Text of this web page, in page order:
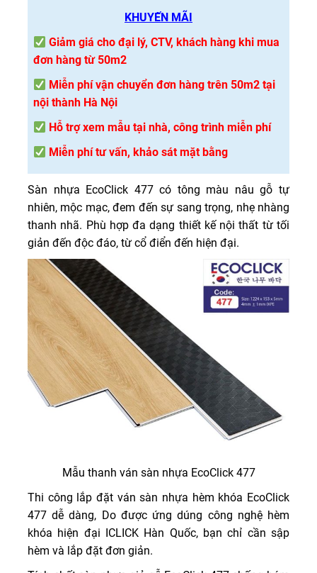
KHUYẾN MÃI
Giảm giá cho đại lý, CTV, khách hàng khi mua
đơn hàng từ 50m2
Miễn phí vận chuyển đơn hàng trên 50m2 tại
nội thành Hà Nội
Hỗ trợ xem mẫu tại nhà, công trình miễn phí
Miễn phí tư vấn, khảo sát mặt bằng
Sàn nhựa EcoClick 477 có tông màu nâu gỗ tự
nhiên, mộc mạc, đem đến sự sang trọng, nhẹ nhàng
thanh nhã. Phù hợp đa dạng thiết kế nội thất từ tối
giản đến độc đáo, từ cổ điển đến hiện đại.
Mẫu thanh ván sàn nhựa EcoClick 477
Thi công lắp đặt ván sàn nhựa hèm khóa EcoClick
477 dễ dàng, Do được ứng dúng công nghệ hèm
khóa hiện đại ICLICK Hàn Quốc, bạn chỉ cần sập
hèm và lắp đặt đơn giản.